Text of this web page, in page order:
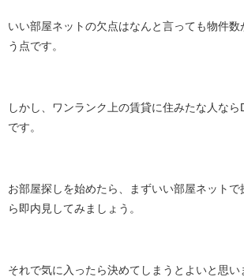
いい部屋ネットの欠点はなんと言っても物件
う点です。
しかし、ワンランク上の賃貸に住みたな人な
です。
お部屋探しを始めたら、まずいい部屋ネットで
ら即内見してみましょう。
それで気に入ったら決めてしまうとよいと思い